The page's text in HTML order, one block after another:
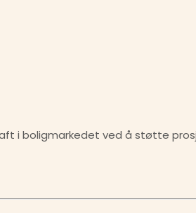
i boligmarkedet ved å støtte